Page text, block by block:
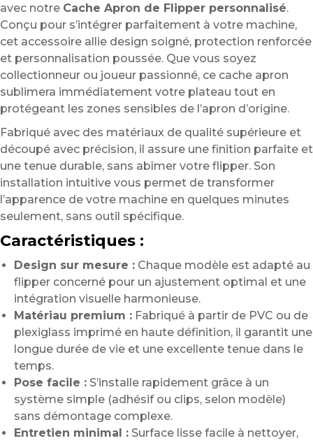
avec notre Cache Apron de Flipper personnalisé.
Conçu pour s’intégrer parfaitement à votre machine,
cet accessoire allie design soigné, protection renforcée
et personnalisation poussée. Que vous soyez
collectionneur ou joueur passionné, ce cache apron
sublimera immédiatement votre plateau tout en
protégeant les zones sensibles de l’apron d’origine.
Fabriqué avec des matériaux de qualité supérieure et
découpé avec précision, il assure une finition parfaite et
une tenue durable, sans abîmer votre flipper. Son
installation intuitive vous permet de transformer
l’apparence de votre machine en quelques minutes
seulement, sans outil spécifique.
Caractéristiques :
Design sur mesure : Chaque modèle est adapté au
flipper concerné pour un ajustement optimal et une
intégration visuelle harmonieuse.
Matériau premium : Fabriqué à partir de PVC ou de
plexiglass imprimé en haute définition, il garantit une
longue durée de vie et une excellente tenue dans le
temps.
Pose facile : S’installe rapidement grâce à un
système simple (adhésif ou clips, selon modèle)
sans démontage complexe.
Entretien minimal : Surface lisse facile à nettoyer,